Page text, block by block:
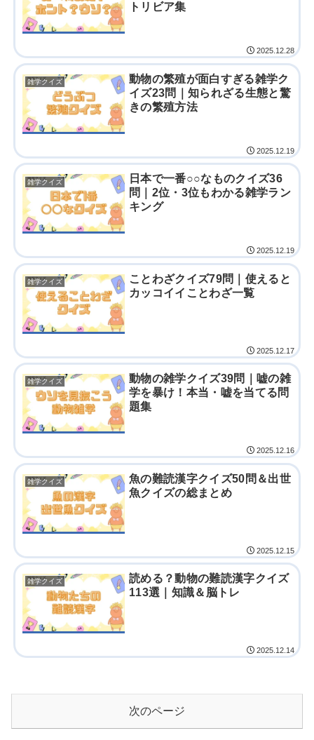
トリビア集
2025.12.28
雑学クイズ
動物の繁殖が面白すぎる雑学ク
イズ23問｜知られざる生態と驚
きの繁殖方法
2025.12.19
雑学クイズ
日本で一番○○なものクイズ36
問｜2位・3位もわかる雑学ラン
キング
2025.12.19
雑学クイズ
ことわざクイズ79問｜使えると
カッコイイことわざ一覧
2025.12.17
雑学クイズ
動物の雑学クイズ39問｜嘘の雑
学を暴け！本当・嘘を当てる問
題集
2025.12.16
雑学クイズ
魚の難読漢字クイズ50問＆出世
魚クイズの総まとめ
2025.12.15
雑学クイズ
読める？動物の難読漢字クイズ
113選｜知識＆脳トレ
2025.12.14
次のページ